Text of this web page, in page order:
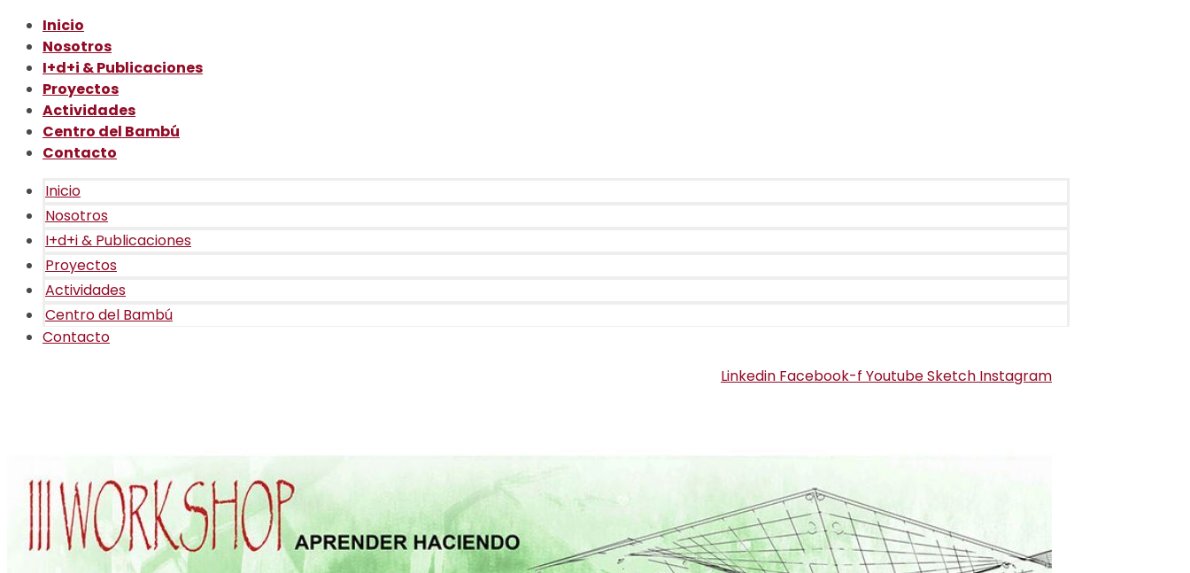
Inicio
Nosotros
I+d+i & Publicaciones
Proyectos
Actividades
Centro del Bambú
Contacto
Inicio
Nosotros
I+d+i & Publicaciones
Proyectos
Actividades
Centro del Bambú
Contacto
Linkedin Facebook-f YoutubeSketch Instagram